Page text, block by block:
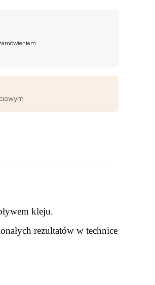
kleju.
rezultatów w technice